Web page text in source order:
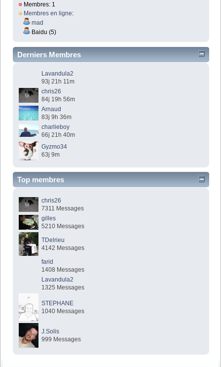
Membres: 1
Membres en ligne:
mad
Baidu (5)
Derniers Membres
Lavandula2
93j 21h 11m
chris26
84j 19h 56m
Arnaud
83j 9h 36m
charlieboy
66j 21h 40m
Gyzmo34
63j 9m
Top membres
chris26
7311 Messages
gilles
5210 Messages
TDelrieu
4142 Messages
farid
1408 Messages
Lavandula2
1325 Messages
STEPHANE
1040 Messages
J.Solis
999 Messages